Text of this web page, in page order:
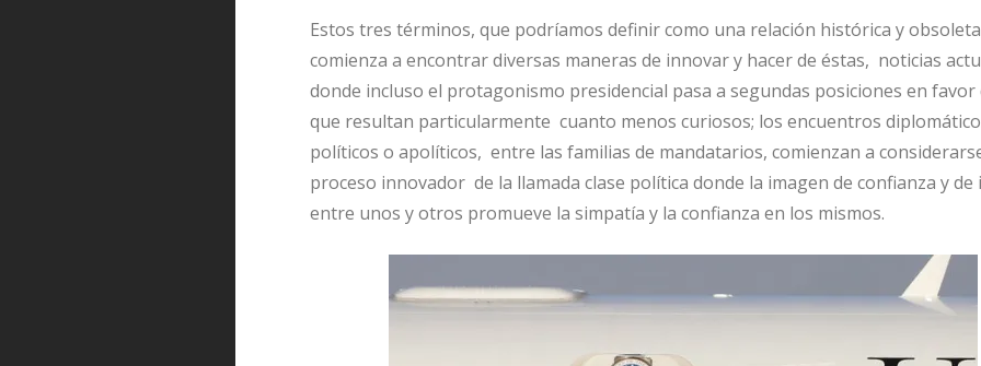
Estos tres términos, que podríamos definir como una relación histórica y
comienza a encontrar diversas maneras de innovar y hacer de éstas, noticias
donde incluso el protagonismo presidencial pasa a segundas posiciones en
que resultan particularmente cuanto menos curiosos; los encuentros
políticos o apolíticos, entre las familias de mandatarios, comienzan a
proceso innovador de la llamada clase política donde la imagen de confianza y de
entre unos y otros promueve la simpatía y la confianza en los mismos.